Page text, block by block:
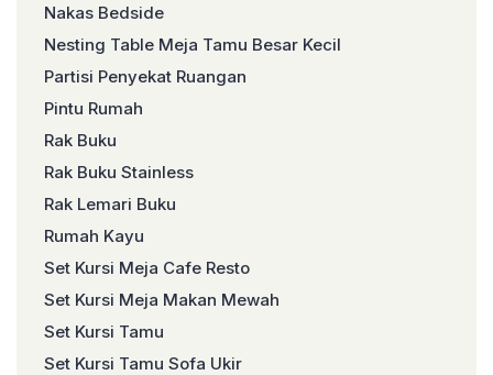
Nakas Bedside
Nesting Table Meja Tamu Besar Kecil
Partisi Penyekat Ruangan
Pintu Rumah
Rak Buku
Rak Buku Stainless
Rak Lemari Buku
Rumah Kayu
Set Kursi Meja Cafe Resto
Set Kursi Meja Makan Mewah
Set Kursi Tamu
Set Kursi Tamu Sofa Ukir